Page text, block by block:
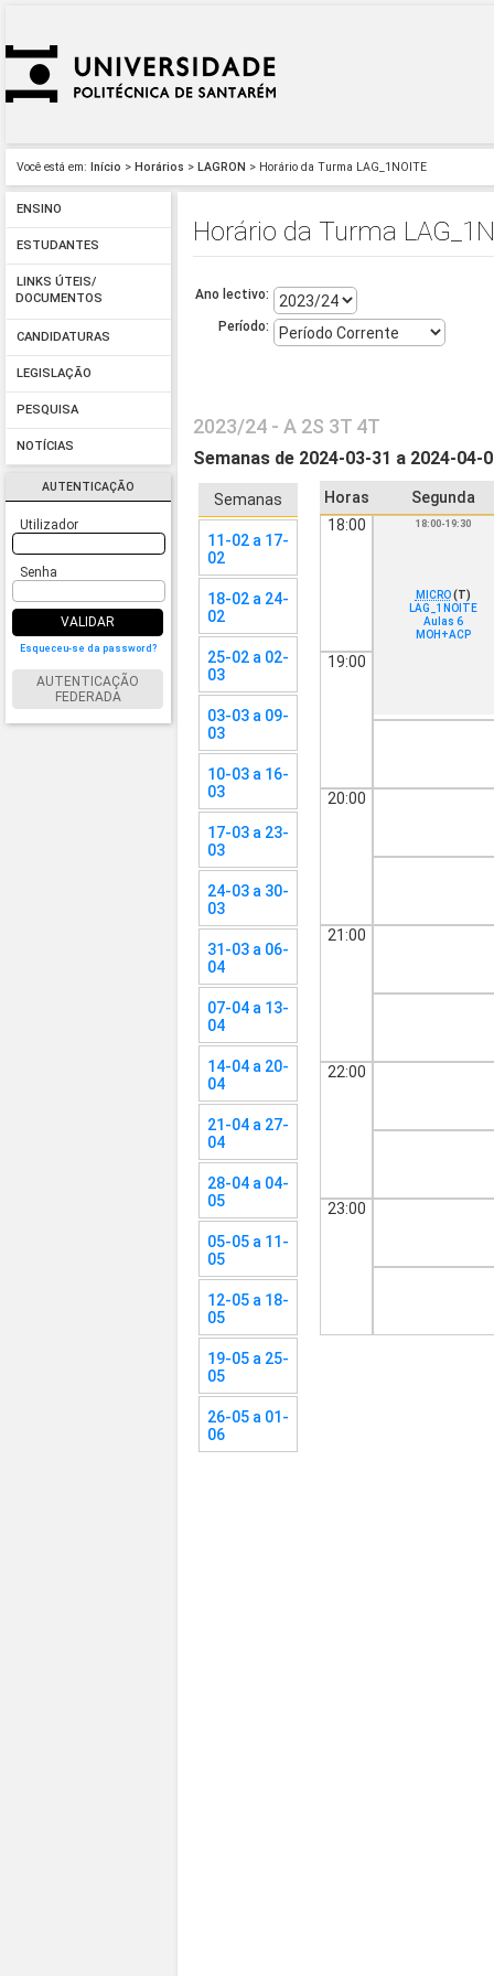
Você está em: Início > Horários > LAGRON > Horário da Turma LAG_1NOITE
ENSINO
ESTUDANTES
LINKS ÚTEIS/
DOCUMENTOS
CANDIDATURAS
LEGISLAÇÃO
PESQUISA
NOTÍCIAS
AUTENTICAÇÃO
Utilizador
Senha
VALIDAR
Esqueceu-se da password?
AUTENTICAÇÃO
FEDERADA
Horário da Turma
Ano lectivo:
Período:
2023/24 - A 2S 3T 4T
Semanas de 2024-03-31 a 2024-04-
Semanas
11-02 a 17-
02
18-02 a 24-
02
25-02 a 02-
03
03-03 a 09-
03
10-03 a 16-
03
17-03 a 23-
03
24-03 a 30-
03
31-03 a 06-
04
07-04 a 13-
04
14-04 a 20-
04
21-04 a 27-
04
28-04 a 04-
05
05-05 a 11-
05
12-05 a 18-
05
19-05 a 25-
05
26-05 a 01-
06
Horas
Segunda
18:00
18:00-19:30
MICRO(T)
LAG_1NOITE
Aulas 6
MOH+ACP
19:00
20:00
21:00
22:00
23:00